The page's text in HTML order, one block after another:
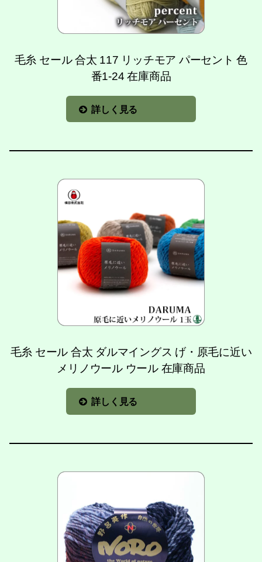
毛糸 セール 合太 117 リッチモア パーセント 色
番1-24 在庫商品
詳しく見る
毛糸 セール 合太 ダルマイングス げ・原毛に近い
メリノウール ウール 在庫商品
詳しく見る